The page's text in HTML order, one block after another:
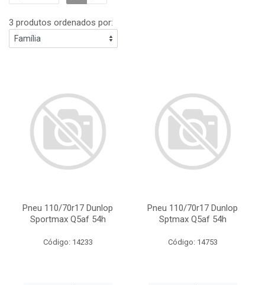
3 produtos ordenados por:
Pneu 110/70r17 Dunlop
Sportmax Q5af 54h
Código: 14233
Pneu 110/70r17 Dunlop
Sptmax Q5af 54h
Código: 14753